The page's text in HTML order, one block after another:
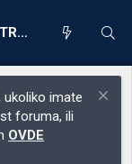
REGISTRACIJA
ukoliko imate
foruma, ili
OVDE